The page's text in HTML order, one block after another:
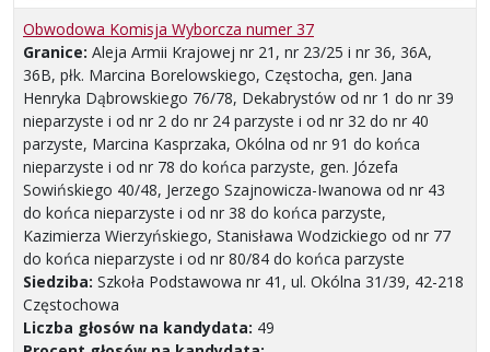
Obwodowa Komisja Wyborcza numer 37
Granice: Aleja Armii Krajowej nr 21, nr 23/25 i nr 36, 36A,
36B, płk. Marcina Borelowskiego, Częstocha, gen. Jana
Henryka Dąbrowskiego 76/78, Dekabrystów od nr 1 do nr 39
nieparzyste i od nr 2 do nr 24 parzyste i od nr 32 do nr 40
parzyste, Marcina Kasprzaka, Okólna od nr 91 do końca
nieparzyste i od nr 78 do końca parzyste, gen. Józefa
Sowińskiego 40/48, Jerzego Szajnowicza-Iwanowa od nr 43
do końca nieparzyste i od nr 38 do końca parzyste,
Kazimierza Wierzyńskiego, Stanisława Wodzickiego od nr 77
do końca nieparzyste i od nr 80/84 do końca parzyste
Siedziba: Szkoła Podstawowa nr 41, ul. Okólna 31/39, 42-218
Częstochowa
Liczba głosów na kandydata: 49